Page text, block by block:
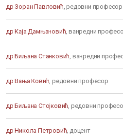
др Зоран Павловић, редовни професор
др Каја Дамњановић, ванредни
др Биљана Станковић, ванредни
др Вања Ковић, редовни професор
др Биљана Стојковић, редовни
др Никола Петровић, доцент